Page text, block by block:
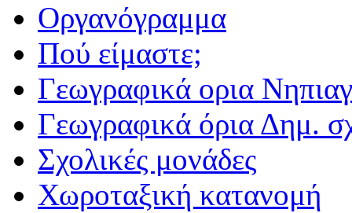
Οργανόγραμμα
Πού είμαστε;
Γεωγραφικά ορια
Γεωγραφικά όρια Δημ.
Σχολικές μονάδες
Χωροταξική κατανομή